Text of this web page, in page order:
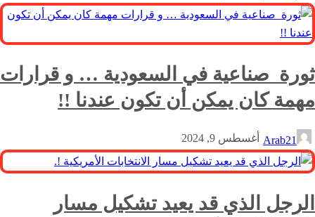
ثورة صناعية في السعودية … و قرارات
مهمة كان يمكن أن تكون عندنا !!
Arab21 أغسطس 9, 2024
الرجل الذي قد يعيد تشكيل مسار